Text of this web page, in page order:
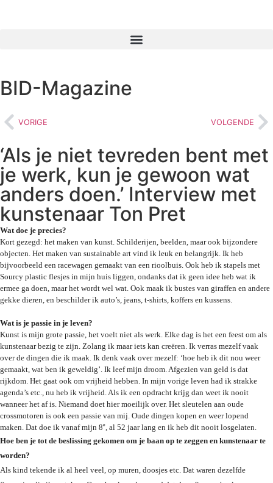
BID-Magazine
VORIGE VOLGENDE
‘Als je niet tevreden bent met
je werk, kun je gewoon wat
anders doen.’ Interview met
kunstenaar Ton Pret
Wat doe je precies?
Kort gezegd: het maken van kunst. Schilderijen, beelden, maar ook bijzondere
objecten. Het maken van sustainable art vind ik leuk en belangrijk. Ik heb
bijvoorbeeld een racewagen gemaakt van een rioolbuis. Ook heb ik stapels met
Sourcy plastic flesjes in mijn huis liggen, ondanks dat ik geen idee heb wat ik
ermee ga doen, maar het wordt wel wat. Ook maak ik bustes van giraffen en andere
gekke dieren, en beschilder ik auto’s, jeans, t-shirts, koffers en kussens.
Wat is je passie in je leven?
Kunst is mijn grote passie, het voelt niet als werk. Elke dag is het een feest om als
kunstenaar bezig te zijn. Zolang ik maar iets kan creëren. Ik verras mezelf vaak
over de dingen die ik maak. Ik denk vaak over mezelf: ‘hoe heb ik dit nou weer
gemaakt, wat ben ik geweldig’. Ik leef mijn droom. Afgezien van geld is dat
rijkdom. Het gaat ook om vrijheid hebben. In mijn vorige leven had ik strakke
agenda’s etc., nu heb ik vrijheid. Als ik een opdracht krijg dan weet ik nooit
wanneer het af is. Niemand doet hier moeilijk over. Het sleutelen aan oude
crossmotoren is ook een passie van mij. Oude dingen kopen en weer lopend
maken. Dat doe ik vanaf mijn 8e, al 52 jaar lang en ik heb dit nooit losgelaten.
Hoe ben je tot de beslissing gekomen om je baan op te zeggen en kunstenaar te
worden?
Als kind tekende ik al heel veel, op muren, doosjes etc. Dat waren dezelfde